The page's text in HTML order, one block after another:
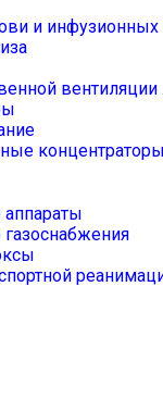
и инфузионных
вентиляции